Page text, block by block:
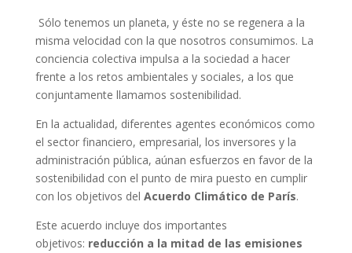
Sólo tenemos un planeta, y éste no se regenera a la
misma velocidad con la que nosotros consumimos. La
conciencia colectiva impulsa a la sociedad a hacer
frente a los retos ambientales y sociales, a los que
conjuntamente llamamos sostenibilidad.
En la actualidad, diferentes agentes económicos como
el sector financiero, empresarial, los inversores y la
administración pública, aúnan esfuerzos en favor de la
sostenibilidad con el punto de mira puesto en cumplir
con los objetivos del Acuerdo Climático de París.
Este acuerdo incluye dos importantes
objetivos: reducción a la mitad de las emisiones